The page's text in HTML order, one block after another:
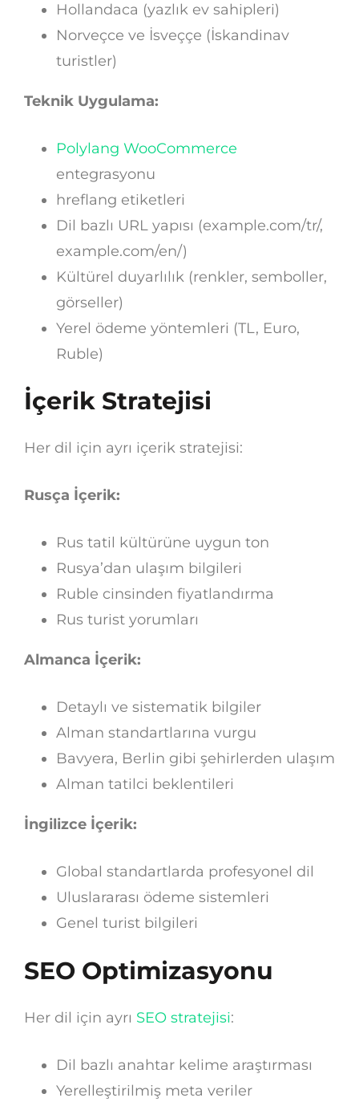
Hollandaca (yazlık ev sahipleri)
Norveçce ve İsveççe (İskandinav
turistler)
Teknik Uygulama:
Polylang WooCommerce
entegrasyonu
hreflang etiketleri
Dil bazlı URL yapısı (example.com/tr/,
example.com/en/)
Kültürel duyarlılık (renkler, semboller,
görseller)
Yerel ödeme yöntemleri (TL, Euro,
Ruble)
İçerik Stratejisi
Her dil için ayrı içerik stratejisi:
Rusça İçerik:
Rus tatil kültürüne uygun ton
Rusya’dan ulaşım bilgileri
Ruble cinsinden fiyatlandırma
Rus turist yorumları
Almanca İçerik:
Detaylı ve sistematik bilgiler
Alman standartlarına vurgu
Bavyera, Berlin gibi şehirlerden ulaşım
Alman tatilci beklentileri
İngilizce İçerik:
Global standartlarda profesyonel dil
Uluslararası ödeme sistemleri
Genel turist bilgileri
SEO Optimizasyonu
Her dil için ayrı SEO stratejisi:
Dil bazlı anahtar kelime araştırması
Yerelleştirilmiş meta veriler